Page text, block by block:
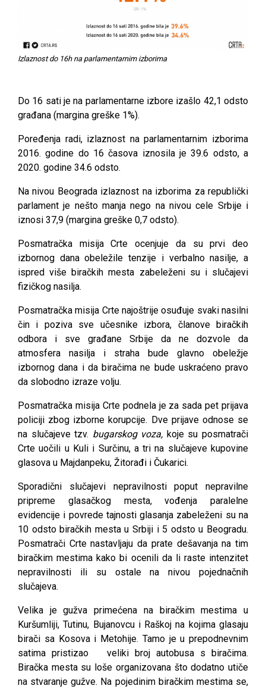
Izlaznost do 16h na parlamentarnim izborima
Do 16 sati je na parlamentarne izbore izašlo 42,1 odsto
građana (margina greške 1%).
Poređenja radi, izlaznost na parlamentarnim izborima
2016. godine do 16 časova iznosila je 39.6 odsto, a
2020. godine 34.6 odsto.
Na nivou Beograda izlaznost na izborima za republički
parlament je nešto manja nego na nivou cele Srbije i
iznosi 37,9 (margina greške 0,7 odsto).
Posmatračka misija Crte ocenjuje da su prvi deo
izbornog dana obeležile tenzije i verbalno nasilje, a
ispred više biračkih mesta zabeleženi su i slučajevi
fizičkog nasilja.
Posmatračka misija Crte najoštrije osuđuje svaki nasilni
čin i poziva sve učesnike izbora, članove biračkih
odbora i sve građane Srbije da ne dozvole da
atmosfera nasilja i straha bude glavno obeležje
izbornog dana i da biračima ne bude uskraćeno pravo
da slobodno izraze volju.
Posmatračka misija Crte podnela je za sada pet prijava
policiji zbog izborne korupcije. Dve prijave odnose se
na slučajeve tzv. bugarskog voza, koje su posmatrači
Crte uočili u Kuli i Surčinu, a tri na slučajeve kupovine
glasova u Majdanpeku, Žitorađi i Čukarici.
Sporadični slučajevi nepravilnosti poput nepravilne
pripreme glasačkog mesta, vođenja paralelne
evidencije i povrede tajnosti glasanja zabeleženi su na
10 odsto biračkih mesta u Srbiji i 5 odsto u Beogradu.
Posmatrači Crte nastavljaju da prate dešavanja na tim
biračkim mestima kako bi ocenili da li raste intenzitet
nepravilnosti ili su ostale na nivou pojednačnih
slučajeva.
Velika je gužva primećena na biračkim mestima u
Kuršumliji, Tutinu, Bujanovcu i Raškoj na kojimaglasaju
birači sa Kosova i Metohije. Tamo je u prepodnevnim
satima pristizao veliki broj autobusa s biračima.
Biračka mesta su loše organizovana što dodatno utiče
na stvaranje gužve. Na pojedinim biračkim mestima se,